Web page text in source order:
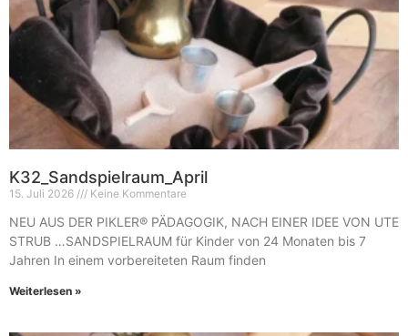
K32_Sandspielraum_April
15. Juli 2026 Keine Kommentare
NEU AUS DER PIKLER® PÄDAGOGIK, NACH EINER IDEE VON UTE
STRUB …SANDSPIELRAUM für Kinder von 24 Monaten bis 7
Jahren In einem vorbereiteten Raum finden
Weiterlesen »